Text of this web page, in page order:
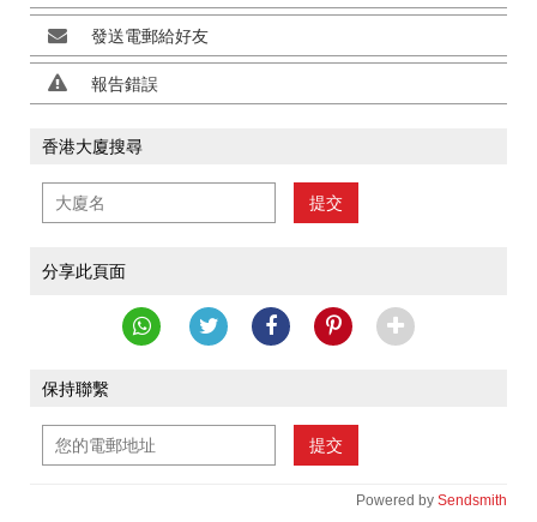
發送電郵給好友
報告錯誤
香港大廈搜尋
提交
分享此頁面
保持聯繫
提交
Powered by Sendsmith